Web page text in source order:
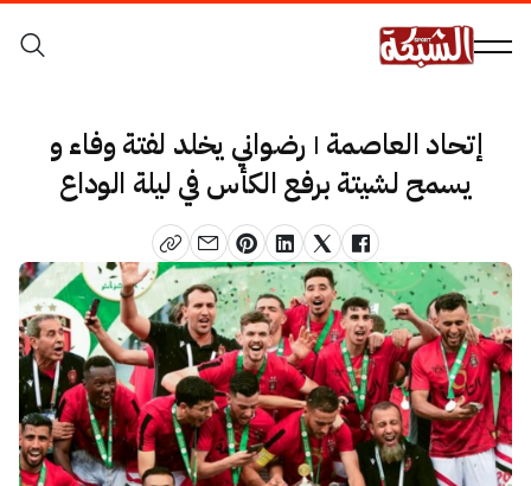
إتحاد العاصمة | رضواني يخلد لفتة وفاء و
يسمح لشيتة برفع الكأس في ليلة الوداع